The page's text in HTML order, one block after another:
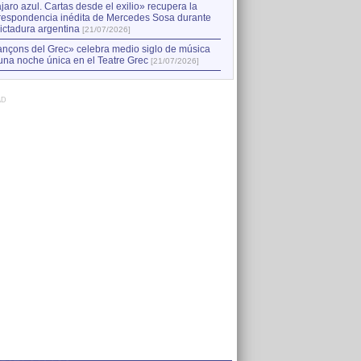
azul. Cartas desde el exilio» recupera la
inédita de Mercedes Sosa durante
argentina [21/07/2026]
del Grec» celebra medio siglo de música
noche única en el Teatre Grec [21/07/2026]